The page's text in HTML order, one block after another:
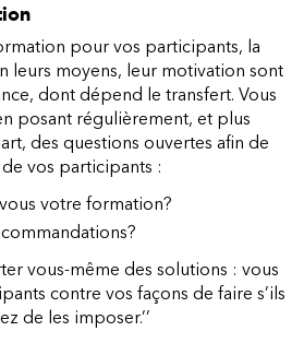
pour vos participants, la
leurs moyens, leur motivation sont
dont dépend le transfert. Vous
posant régulièrement, et plus
des questions ouvertes afin de
vos participants :
votre formation?
vous-même des solutions : vous
contre vos façons de faire s’ils
de les imposer.’’